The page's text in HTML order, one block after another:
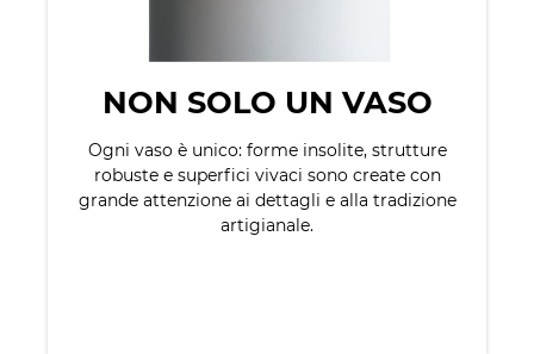
NON SOLO UN VASO
Ogni vaso è unico: forme insolite, strutture
robuste e superfici vivaci sono create con
grande attenzione ai dettagli e alla tradizione
artigianale.